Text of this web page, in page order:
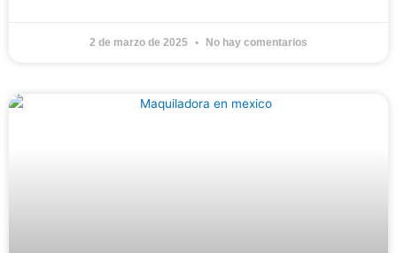
2 de marzo de 2025 No hay comentarios